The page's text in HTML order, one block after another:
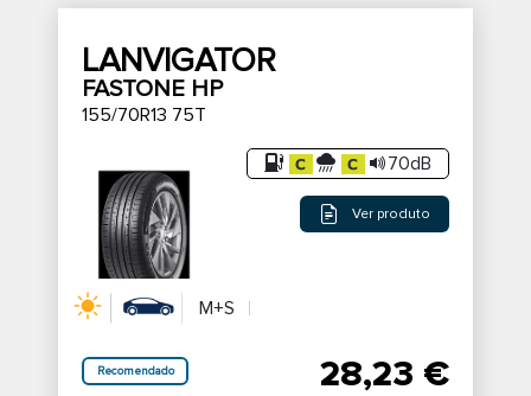
LANVIGATOR
FASTONE HP
155/70R13 75T
70dB
Ver produto
M+S
Recomendado 28,23 €